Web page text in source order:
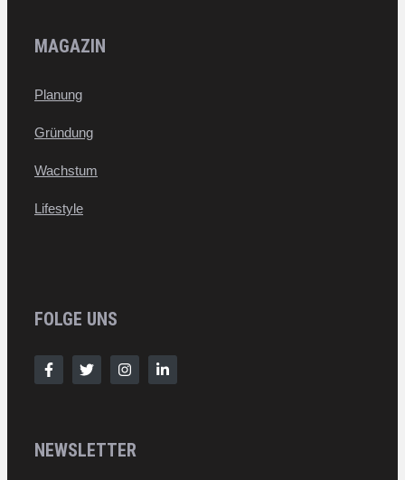
MAGAZIN
Planung
Gründung
Wachstum
Lifestyle
FOLGE UNS
NEWSLETTER